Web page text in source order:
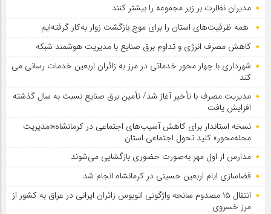
مدیران نظارت بر زیر مجموعه را بیشتر کنند
همه ظرفیت‌های استان را برای موج بازگشت زوار به‌کار گرفته‌ایم
کاهش مصرف انرژی و تداوم برق صنایع با مدیریت هوشمند شبکه
شهرداری با چهار محور خدماتی در مرز به زائران اربعین خدمات رسانی می
کند
مدیریت مصرف با تأخیر آغاز شد/ تأمین برق صنایع نسبت به سال گذشته
افزایش یافت
نسخه استاندار برای کاهش آسیب‌های اجتماعی در کرمانشاه؛«مدیریت
محله‌محور» کلید تحول اجتماعی استان
مدارس از اول مهر به‌صورت حضوری بازگشایی می‌شوند
فضاسازی ایام اربعین حسینی در کرمانشاه انجام شد
انتقال ۱۵ مصدوم سانحه واژگونی اتوبوس زائران ایرانی در عراق به کشور از
مرز خسروی